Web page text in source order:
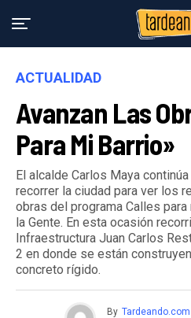
ACTUALIDAD
Avanzan Las
Para Mi Barrio»
El alcalde Carlos Maya
recorrer la ciudad para ver los
obras del programa Calles
la Gente. En esta ocasión
Infraestructura Juan Carlos
2 en donde se están
concreto rígido.
By Tardeando.com